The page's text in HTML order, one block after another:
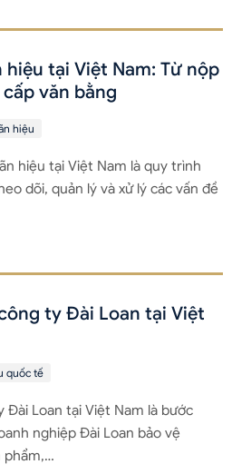
tại Việt Nam: Từ nộp
văn bằng
hiệu
hiệu tại Việt Nam là quy trình
dõi, quản lý và xử lý các vấn đề
ty Đài Loan tại Việt
quốc tế
Loan tại Việt Nam là bước
nghiệp Đài Loan bảo vệ
phẩm,…